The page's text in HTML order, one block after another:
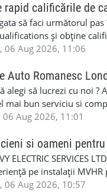
în România) ♦ 𝐭𝐫𝐚𝐝𝐮𝐜𝐞𝐫𝐢
din România ♦Certificat
(ex.ID1) Legal, fără
🕒 Program: • Luni -
WhatsApp: 0792 831
rapid calificările de
să faci următorul
și obține
recunoscute în UK ✅
👷 Indiferent dacă
noi te ajutăm să alegi
💥 Suport real de la
de muncă și de
CSCS Colindale – GQA
Construiește-ți viitorul
06 Aug 2026, 11:06
Auto Romanesc
alegi să lucrezi cu noi
mai bun serviciu si
ideală: Personal
de situație,
scurt timp si eficient
care ofera orice tip de
cu Toate Garantiile si
06 Aug 2026, 11:01
si oameni
ELECTRIC SERVICES
pe instalații
🔹 Full PPE
06 Aug 2026, 10:57